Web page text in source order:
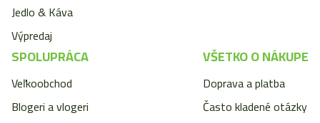
Jedlo & Káva
Výpredaj
SPOLUPRÁCA
Veľkoobchod
Blogeri a vlogeri
VŠETKO O NÁKUPE
Doprava a platba
Často kladené otázky